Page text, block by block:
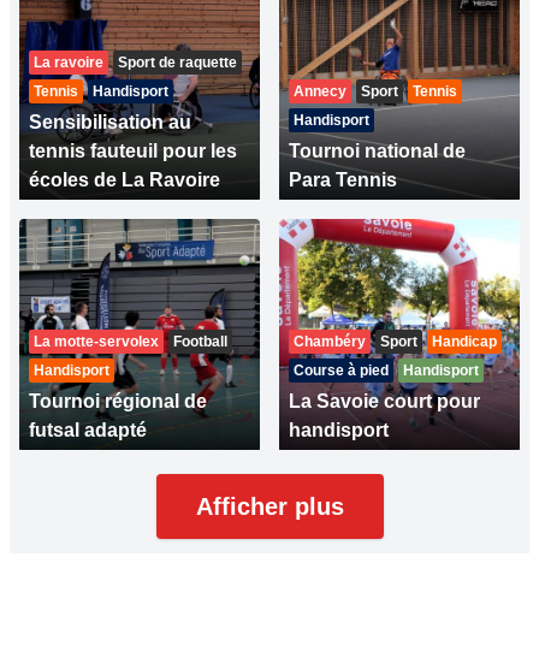
La ravoire
Sport de raquette
Tennis
Handisport
Sensibilisation au
tennis fauteuil pour les
écoles de La Ravoire
Annecy Sport
Tennis
Handisport
Tournoi national de
Para Tennis
La motte-servolex
Football
Handisport
Tournoi régional de
futsal adapté
Chambéry Sport
Handicap
Course à pied
Handisport
La Savoie court pour
handisport
Afficher plus